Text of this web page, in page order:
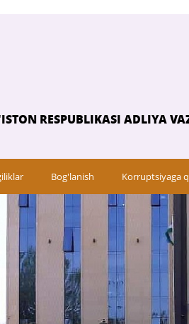
RESPUBLIKASI ADLIYA
Bog'lanish Korruptsiyaga